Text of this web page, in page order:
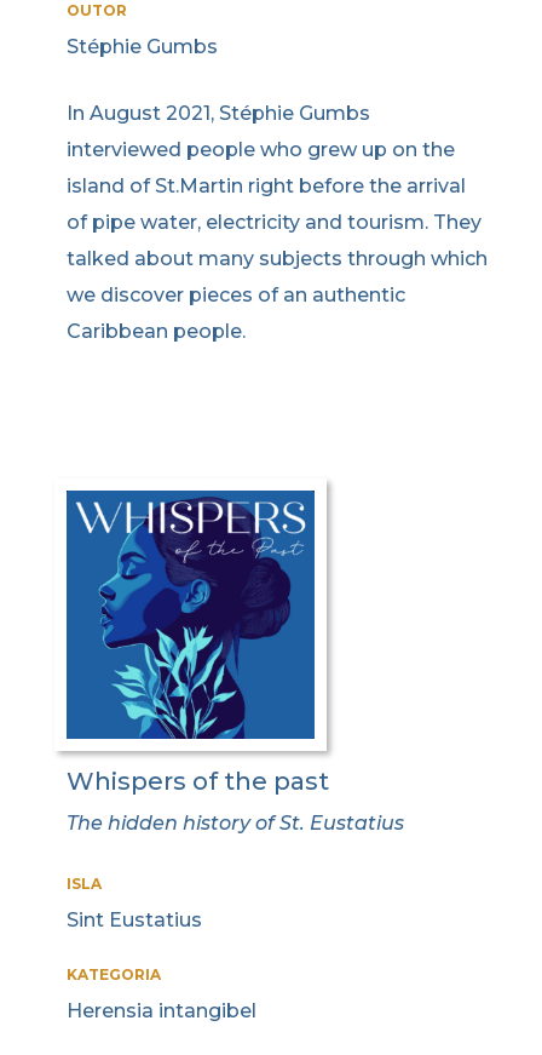
OUTOR
Stéphie Gumbs
In August 2021, Stéphie Gumbs
interviewed people who grew up on the
island of St.Martin right before the arrival
of pipe water, electricity and tourism. They
talked about many subjects through which
we discover pieces of an authentic
Caribbean people.
Whispers of the past
The hidden history of St. Eustatius
ISLA
Sint Eustatius
KATEGORIA
Herensia intangibel